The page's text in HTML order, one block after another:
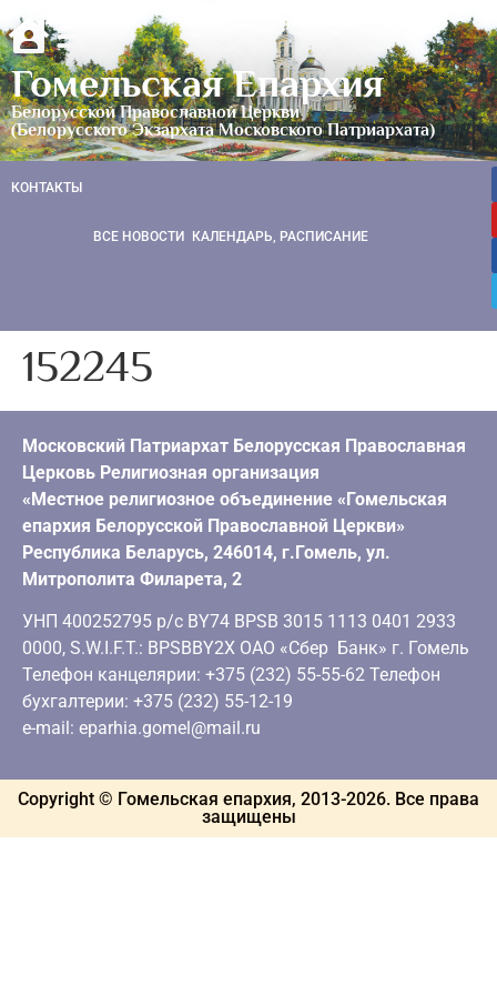
Гомельская Епархия
Белорусской Православной Церкви
(Белорусского Экзархата Московского Патриархата)
КОНТАКТЫ
ВСЕ НОВОСТИ КАЛЕНДАРЬ, РАСПИСАНИЕ
152245
Московский Патриархат Белорусская Православная
Церковь Религиозная организация
«Местное религиозное объединение «Гомельская
епархия Белорусской Православной Церкви»
Республика Беларусь, 246014, г.Гомель, ул.
Митрополита Филарета, 2
УНП 400252795 р/с BY74 BPSB 3015 1113 0401 2933
0000, S.W.I.F.T.: BPSBBY2X ОАО «Сбер Банк» г. Гомель
Телефон канцелярии: +375 (232) 55-55-62 Телефон
бухгалтерии: +375 (232) 55-12-19
e-mail: eparhia.gomel@mail.ru
Copyright © Гомельская епархия, 2013-2026. Все права
защищены